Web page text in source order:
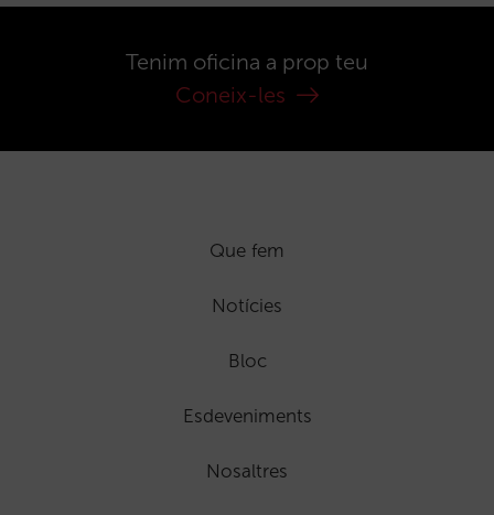
Tenim oficina a prop teu
Coneix-les
Que fem
Notícies
Bloc
Esdeveniments
Nosaltres